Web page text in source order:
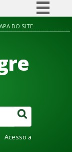
informação
DO SITE
Acesso a